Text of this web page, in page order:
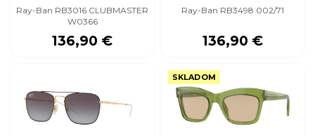
Ray-Ban RB3016 CLUBMASTER
W0366
136,90 €
Ray-Ban RB3498 002/71
136,90 €
SKLADOM